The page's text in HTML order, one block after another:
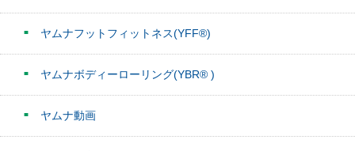
ヤムナフットフィットネス(YFF®)
ヤムナボディーローリング(YBR® )
ヤムナ動画